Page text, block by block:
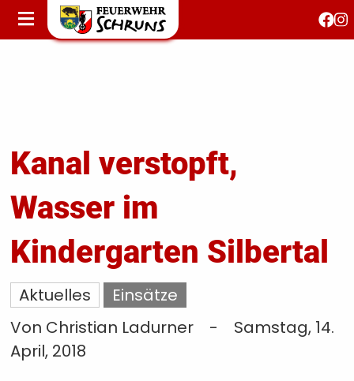
STARTSEITE
AKTUELLES
Kanal verstopft,
Wasser im
Kindergarten Silbertal
Aktuelles
Einsätze
Von Christian Ladurner
-
Samstag, 14.
April, 2018